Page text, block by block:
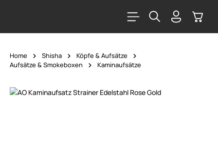
Home Shisha
Köpfe & Aufsätze
Aufsätze & Smokeboxen
Kaminaufsätze
Bildergalerie überspringen